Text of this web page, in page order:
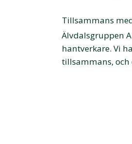
Tillsammans
Älvdalsgruppen
hantverkare. Vi
tillsammans, och